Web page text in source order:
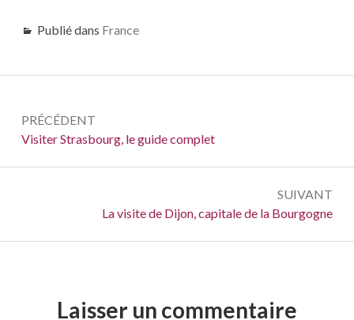
Publié dans France
Navigation
de
l’article
PRÉCÉDENT
Précédent :
Visiter Strasbourg, le guide complet
SUIVANT
Suivant :
La visite de Dijon, capitale de la Bourgogne
Laisser un commentaire